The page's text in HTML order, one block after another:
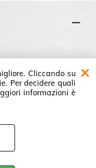
Cliccando su
Per decidere quali
informazioni è